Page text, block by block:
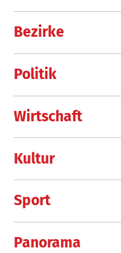
Bezirke
Politik
Wirtschaft
Kultur
Sport
Panorama